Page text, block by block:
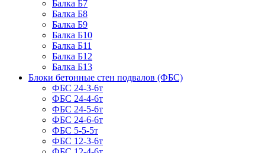
Балка Б7
Балка Б8
Балка Б9
Балка Б10
Балка Б11
Балка Б12
Балка Б13
Блоки бетонные стен подвалов (ФБС)
ФБС 24-3-6т
ФБС 24-4-6т
ФБС 24-5-6т
ФБС 24-6-6т
ФБС 5-5-5т
ФБС 12-3-6т